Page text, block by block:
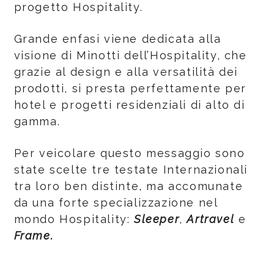
progetto Hospitality.
Grande enfasi viene dedicata alla
visione di Minotti dell’Hospitality, che
grazie al design e alla versatilità dei
prodotti, si presta perfettamente per
hotel e progetti residenziali di alto di
gamma.
Per veicolare questo messaggio sono
state scelte tre testate Internazionali
tra loro ben distinte, ma accomunate
da una forte specializzazione nel
mondo Hospitality: Sleeper,Artravel e
Frame.